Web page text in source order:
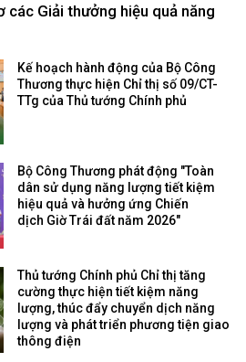
các Giải thưởng hiệu quả năng
Kế hoạch hành động của Bộ Công
Thương thực hiện Chỉ thị số 09/CT-
TTg của Thủ tướng Chính phủ
Bộ Công Thương phát động "Toàn
dân sử dụng năng lượng tiết kiệm
hiệu quả và hưởng ứng Chiến
dịch Giờ Trái đất năm 2026"
Thủ tướng Chính phủ Chỉ thị tăng
cường thực hiện tiết kiệm năng
lượng, thúc đẩy chuyển dịch năng
lượng và phát triển phương tiện giao
thông điện